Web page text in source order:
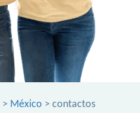
> México > contactos